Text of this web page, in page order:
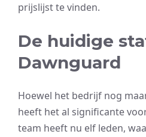
prijslijst te vinden.
De huidige
Dawnguard
Hoewel het bedrijf nog
heeft het al significante
team heeft nu elf leden,